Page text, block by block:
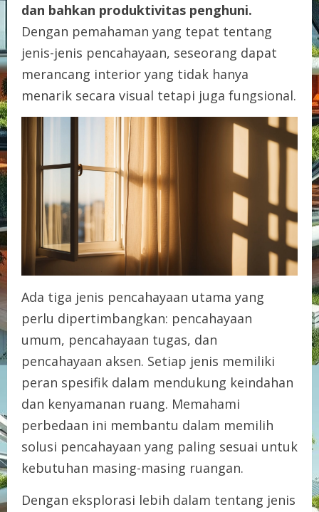
dan bahkan produktivitas penghuni.
Dengan pemahaman yang tepat tentang
jenis-jenis pencahayaan, seseorang dapat
merancang interior yang tidak hanya
menarik secara visual tetapi juga fungsional.
Ada tiga jenis pencahayaan utama yang
perlu dipertimbangkan: pencahayaan
umum, pencahayaan tugas, dan
pencahayaan aksen. Setiap jenis memiliki
peran spesifik dalam mendukung keindahan
dan kenyamanan ruang. Memahami
perbedaan ini membantu dalam memilih
solusi pencahayaan yang paling sesuai untuk
kebutuhan masing-masing ruangan.
Dengan eksplorasi lebih dalam tentang jenis